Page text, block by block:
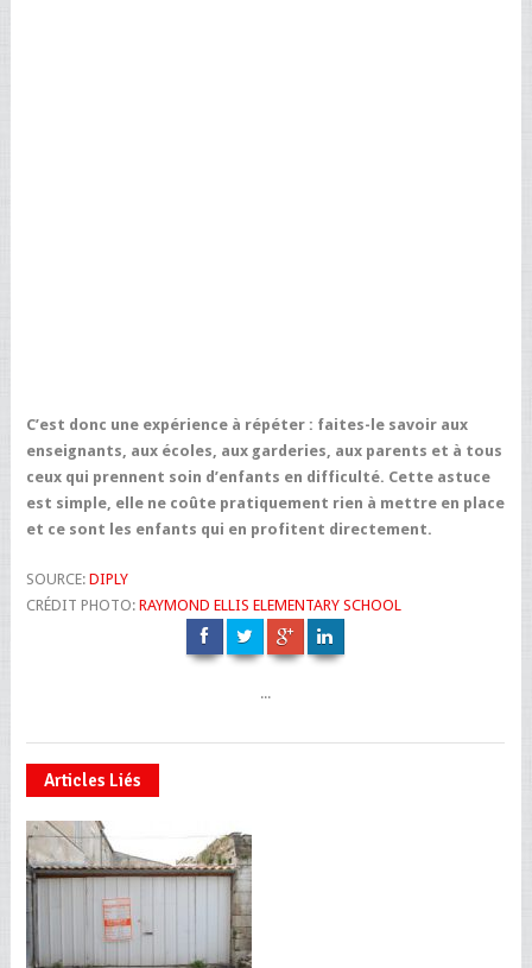
C’est donc une expérience à répéter : faites-le savoir aux
enseignants, aux écoles, aux garderies, aux parents et à tous
ceux qui prennent soin d’enfants en difficulté. Cette astuce
est simple, elle ne coûte pratiquement rien à mettre en place
et ce sont les enfants qui en profitent directement.
SOURCE: DIPLY
CRÉDIT PHOTO: RAYMOND ELLIS ELEMENTARY SCHOOL
...
Articles Liés